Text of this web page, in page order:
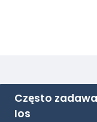
Często
Ios